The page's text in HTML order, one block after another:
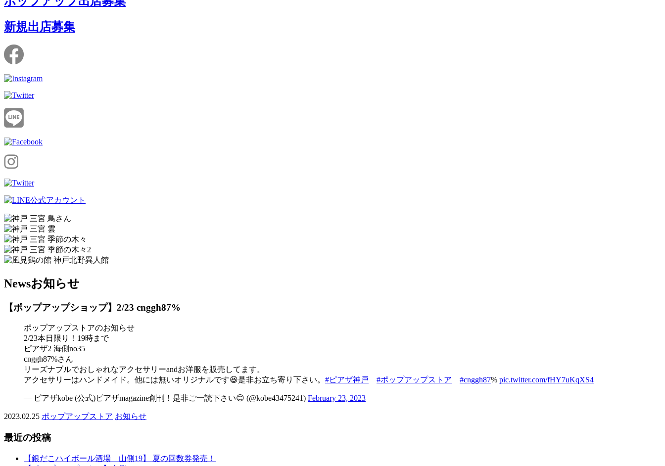
新規出店募集
Newsお知らせ
【ポップアップショップ】2/23 cnggh87%
ポップアップストアのお知らせ
2/23本日限り！19時まで
ピアザ2 海側no35
cnggh87%さん
リーズナブルでおしゃれなアクセサリーandお洋服を販売してます。
アクセサリーはハンドメイド。他には無いオリジナルです😆是非お立ち寄り下さい。 #ピアザ神戸 #ポップアップストア #cnggh87% pic.twitter.com/fHY7uKqXS4
— ピアザkobe (公式)ピアザmagazine創刊！是非ご一読下さい😊 (@kobe43475241) February 23, 2023
2023.02.25 ポップアップストア お知らせ
最近の投稿
【銀だこハイボール酒場 山側19】 夏の回数券発売！